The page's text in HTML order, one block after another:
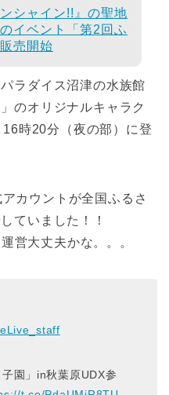
シャイン!!』の聖地
イベント「第2回ふ
売開始
ラダイス沼津の水族館
のオリジナルキャラク
時20分（夜の部）に登
カウントが全国ふるさ
ていました！！
営大丈夫かな。。。
子園」in秋葉原UDX参